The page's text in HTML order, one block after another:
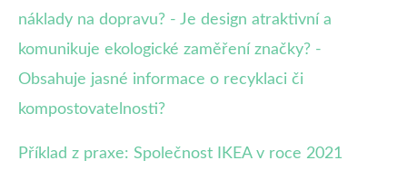
náklady na dopravu? - Je design atraktivní a
komunikuje ekologické zaměření značky? -
Obsahuje jasné informace o recyklaci či
kompostovatelnosti?
Příklad z praxe: Společnost IKEA v roce 2021